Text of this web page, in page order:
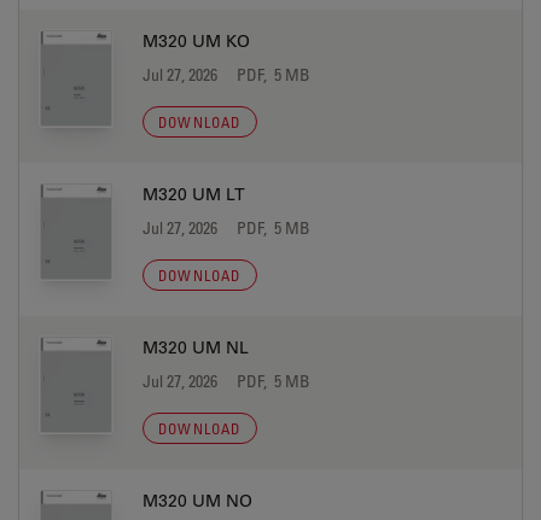
M320 UM KO
Jul 27, 2026 PDF, 5 MB
DOWNLOAD
M320 UM LT
Jul 27, 2026 PDF, 5 MB
DOWNLOAD
M320 UM NL
Jul 27, 2026 PDF, 5 MB
DOWNLOAD
M320 UM NO